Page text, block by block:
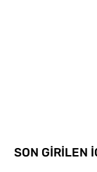
SON GİRİLEN